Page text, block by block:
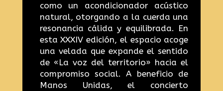
como un acondicionador acústico
natural, otorgando a la cuerda una
resonancia cálida y equilibrada. En
esta XXXIV edición, el espacio acoge
una velada que expande el sentido
de «La voz del territorio» hacia el
compromiso social. A beneficio de
Manos Unidas, el concierto